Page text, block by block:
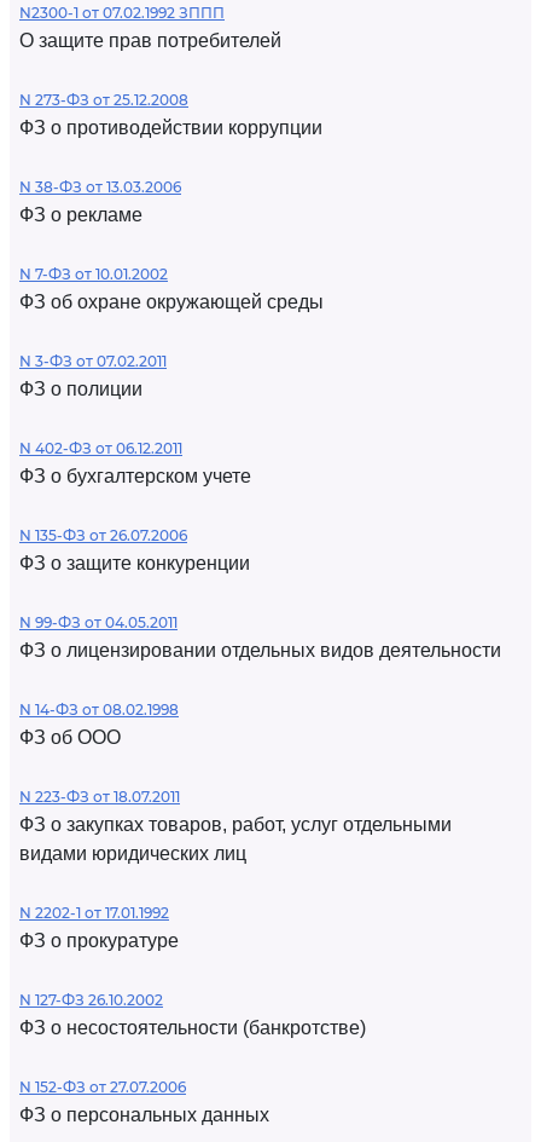
N2300-1 от 07.02.1992 ЗППП
О защите прав потребителей
N 273-ФЗ от 25.12.2008
ФЗ о противодействии коррупции
N 38-ФЗ от 13.03.2006
ФЗ о рекламе
N 7-ФЗ от 10.01.2002
ФЗ об охране окружающей среды
N 3-ФЗ от 07.02.2011
ФЗ о полиции
N 402-ФЗ от 06.12.2011
ФЗ о бухгалтерском учете
N 135-ФЗ от 26.07.2006
ФЗ о защите конкуренции
N 99-ФЗ от 04.05.2011
ФЗ о лицензировании отдельных видов деятельности
N 14-ФЗ от 08.02.1998
ФЗ об ООО
N 223-ФЗ от 18.07.2011
ФЗ о закупках товаров, работ, услуг отдельными
видами юридических лиц
N 2202-1 от 17.01.1992
ФЗ о прокуратуре
N 127-ФЗ 26.10.2002
ФЗ о несостоятельности (банкротстве)
N 152-ФЗ от 27.07.2006
ФЗ о персональных данных